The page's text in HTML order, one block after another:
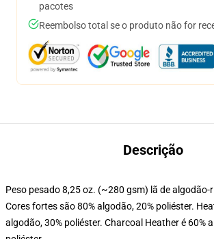
pacotes
Reembolso total se o produto não for
Descrição
Peso pesado 8,25 oz. (~280 gsm) lã de algodão-
Cores fortes são 80% algodão, 20% poliéster.
algodão, 30% poliéster. Charcoal Heather é 60%